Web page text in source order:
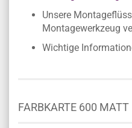
Unsere
Montagewerkzeug
Wichtige
FARBKARTE 600 MATT